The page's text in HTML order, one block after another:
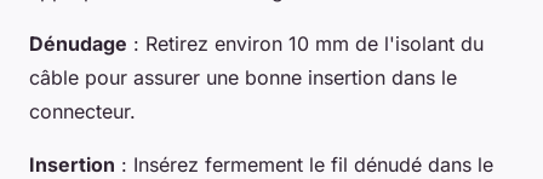
Dénudage : Retirez environ 10 mm de l'isolant du
câble pour assurer une bonne insertion dans le
connecteur.
Insertion : Insérez fermement le fil dénudé dans le